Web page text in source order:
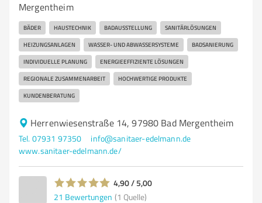
Mergentheim
BÄDER HAUSTECHNIK BADAUSSTELLUNG SANITÄRLÖSUNGEN
HEIZUNGSANLAGEN WASSER- UND ABWASSERSYSTEME BADSANIERUNG
INDIVIDUELLE PLANUNG ENERGIEEFFIZIENTE LÖSUNGEN
REGIONALE ZUSAMMENARBEIT HOCHWERTIGE PRODUKTE
KUNDENBERATUNG
Herrenwiesenstraße 14, 97980 Bad Mergentheim
Tel. 07931 97350
info@sanitaer-edelmann.de
www.sanitaer-edelmann.de/
4,90 / 5,00
21 Bewertungen (1 Quelle)